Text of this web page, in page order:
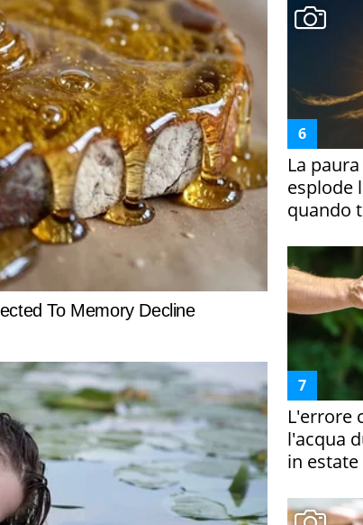
La
esplode
quando
L'errore
l'acqua
in estate